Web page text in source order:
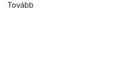
Tovább